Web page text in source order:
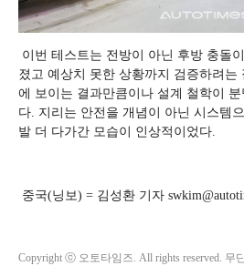
이번 테스트는 전방이 아닌 후방 충돌
졌고 예상치 못한 상황까지 검증하려는
에 보이는 결과만큼이나 설계 철학이
다. 지리는 안전을 개념이 아닌 시스템
발 더 다가간 모습이 인상적이었다.
중국(닝보) = 김성환 기자
Copyright ⓒ 오토타임즈. All rights reserved. 무